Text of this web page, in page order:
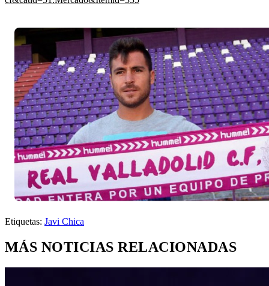
Etiquetas: Javi Chica
MÁS NOTICIAS RELACIONADAS